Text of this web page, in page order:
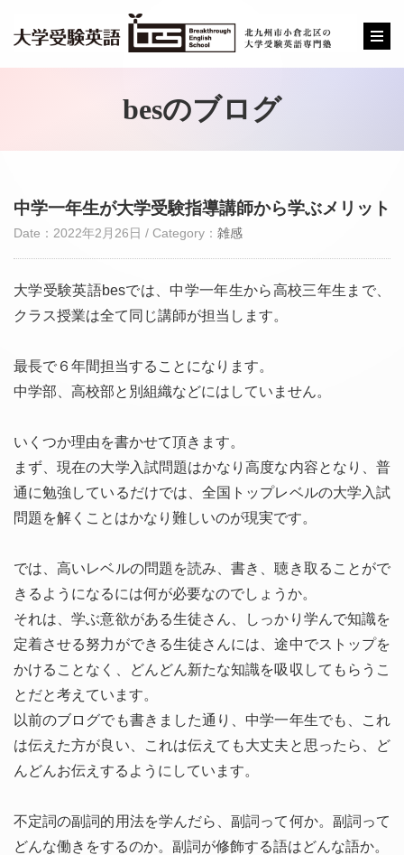
besのブログ
中学一年生が大学受験指導講師から学ぶメリット
Date：2022年2月26日 / Category： 雑感
大学受験英語besでは、中学一年生から高校三年生まで、
クラス授業は全て同じ講師が担当します。
最長で６年間担当することになります。
中学部、高校部と別組織などにはしていません。
いくつか理由を書かせて頂きます。
まず、現在の大学入試問題はかなり高度な内容となり、普
通に勉強しているだけでは、全国トップレベルの大学入試
問題を解くことはかなり難しいのが現実です。
では、高いレベルの問題を読み、書き、聴き取ることがで
きるようになるには何が必要なのでしょうか。
それは、学ぶ意欲がある生徒さん、しっかり学んで知識を
定着させる努力ができる生徒さんには、途中でストップを
かけることなく、どんどん新たな知識を吸収してもらうこ
とだと考えています。
以前のブログでも書きました通り、中学一年生でも、これ
は伝えた方が良い、これは伝えても大丈夫と思ったら、ど
んどんお伝えするようにしています。
不定詞の副詞的用法を学んだら、副詞って何か。副詞って
どんな働きをするのか。副詞が修飾する語はどんな語か。